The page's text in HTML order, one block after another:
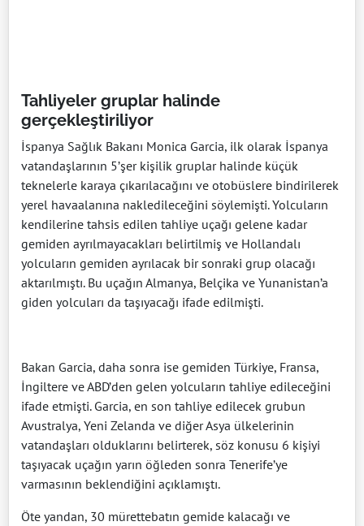
Tahliyeler gruplar halinde
gerçekleştiriliyor
İspanya Sağlık Bakanı Monica Garcia, ilk olarak İspanya
vatandaşlarının 5’şer kişilik gruplar halinde küçük
teknelerle karaya çıkarılacağını ve otobüslere bindirilerek
yerel havaalanına nakledileceğini söylemişti. Yolcuların
kendilerine tahsis edilen tahliye uçağı gelene kadar
gemiden ayrılmayacakları belirtilmiş ve Hollandalı
yolcuların gemiden ayrılacak bir sonraki grup olacağı
aktarılmıştı. Bu uçağın Almanya, Belçika ve Yunanistan’a
giden yolcuları da taşıyacağı ifade edilmişti.
Bakan Garcia, daha sonra ise gemiden Türkiye, Fransa,
İngiltere ve ABD’den gelen yolcuların tahliye edileceğini
ifade etmişti. Garcia, en son tahliye edilecek grubun
Avustralya, Yeni Zelanda ve diğer Asya ülkelerinin
vatandaşları olduklarını belirterek, söz konusu 6 kişiyi
taşıyacak uçağın yarın öğleden sonra Tenerife’ye
varmasının beklendiğini açıklamıştı.
Öte yandan, 30 mürettebatın gemide kalacağı ve